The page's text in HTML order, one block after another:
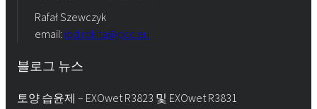
Rafał Szewczyk
email: iod.rokita@pcc.eu
블로그 뉴스
토양 습윤제 – EXOwet R3823 및 EXOwet R3831